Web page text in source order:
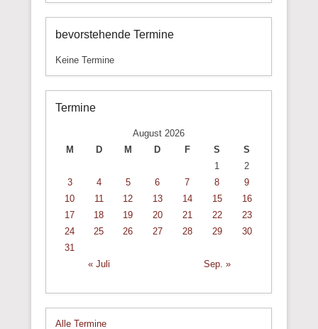
bevorstehende Termine
Keine Termine
Termine
August 2026
M
D M D F S
S
1
2
3
4 5 6 7 8
9
10
11 12 13 14 15
16
17
18 19 20 21 22
23
24
25 26 27 28 29
30
31
« Juli
Sep. »
Alle Termine